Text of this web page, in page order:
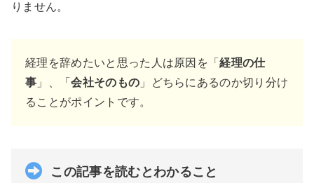
りません。
経理を辞めたいと思った人は原因を「経理の仕
事 」、「会社そのもの 」どちらにあるのか切り分け
ることがポイントです。
この記事を読むとわかること